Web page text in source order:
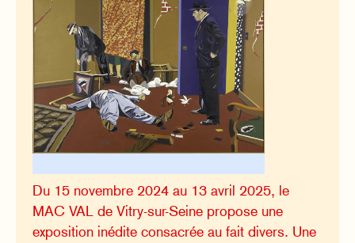
Du 15 novembre 2024 au 13 avril 2025, le
MAC VAL de Vitry-sur-Seine propose une
exposition inédite consacrée au fait divers. Une